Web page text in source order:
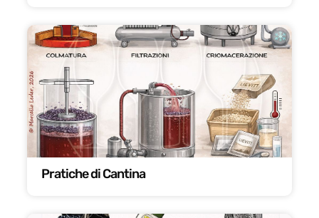
Pratiche di Cantina